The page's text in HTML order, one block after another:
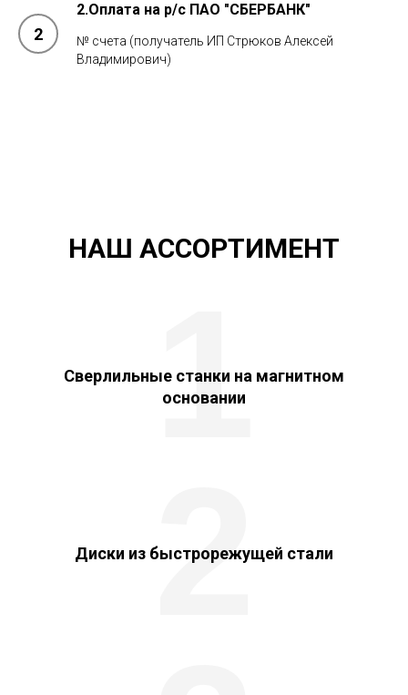
2.Оплата на р/с ПАО "СБЕРБАНК"
№ счета (получатель ИП Стрюков Алексей
Владимирович)
НАШ АССОРТИМЕНТ
Сверлильные станки на магнитном
основании
1
Диски из быстрорежущей стали
2